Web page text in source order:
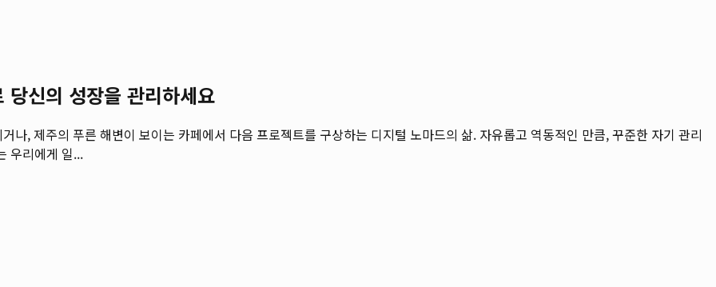
신의 성장을 관리하세요
, 제주의 푸른 해변이 보이는 카페에서 다음 프로젝트를 구상하는 디지털 노마드의 삶. 자유롭고 역동적인 만큼, 꾸준한 자기 관리
우리에게 일...